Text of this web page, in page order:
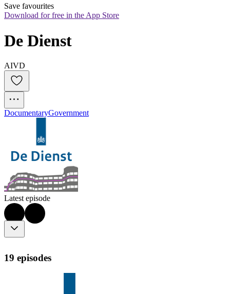
Save favourites
Download for free in the App Store
De Dienst
AIVD
DocumentaryGovernment
Latest episode
19 episodes